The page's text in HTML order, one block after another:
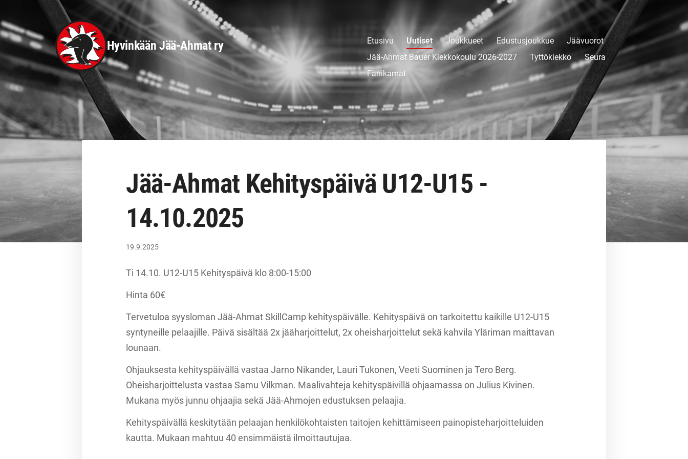
sivun
sisältöön
Hyvinkään Jää-Ahmat ry Etusivu Uutiset Joukkueet Edustusjoukkue
Jäävuorot
Jää-Ahmat Bauer Kiekkokoulu 2026-2027
Tyttökiekko
Seura
Fanikamat
Jää-Ahmat Kehityspäivä U12-U15 -
14.10.2025
19.9.2025
Ti 14.10. U12-U15 Kehityspäivä klo 8:00-15:00
Hinta 60€
Tervetuloa syysloman Jää-Ahmat SkillCamp kehityspäivälle. Kehityspäivä on tarkoitettu kaikille U12-U15
syntyneille pelaajille. Päivä sisältää 2x jääharjoittelut, 2x oheisharjoittelut sekä kahvila Yläriman maittavan
lounaan.
Ohjauksesta kehityspäivällä vastaa Jarno Nikander, Lauri Tukonen, Veeti Suominen ja Tero Berg.
Oheisharjoittelusta vastaa Samu Vilkman. Maalivahteja kehityspäivillä ohjaamassa on Julius Kivinen.
Mukana myös junnu ohjaajia sekä Jää-Ahmojen edustuksen pelaajia.
Kehityspäivällä keskitytään pelaajan henkilökohtaisten taitojen kehittämiseen painopisteharjoitteluiden
kautta. Mukaan mahtuu 40 ensimmäistä ilmoittautujaa.